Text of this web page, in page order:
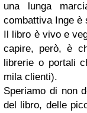
una lunga
combattiva Inge è
Il libro è vivo e
capire, però, è
librerie o portali
mila clienti).
Speriamo di non
del libro, delle